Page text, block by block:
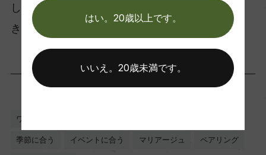
しょうか。心地よいワインの余韻と楽しいひとと
きが、秋の思い出を彩ること間違いなしです。
ワイン
季節に合う イベントに合う マリアージュ ペアリング
はい。20歳以上です。
いいえ。20歳未満です。